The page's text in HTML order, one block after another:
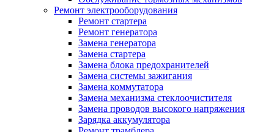
Ремонт электрооборудования
Ремонт стартера
Ремонт генератора
Замена генератора
Замена стартера
Замена блока предохранителей
Замена системы зажигания
Замена коммутатора
Замена механизма стеклоочистителя
Замена проводов высокого напряжения
Зарядка аккумулятора